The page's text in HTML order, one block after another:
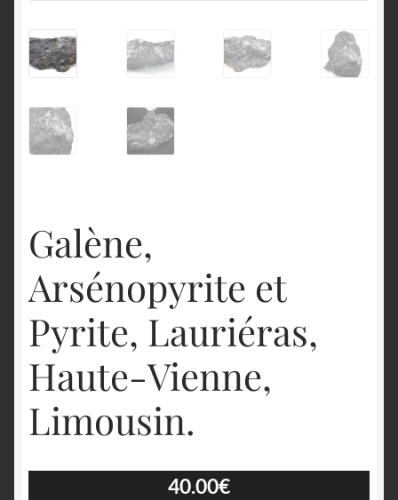
Galène,
Arsénopyrite et
Pyrite, Lauriéras,
Haute-Vienne,
Limousin.
40.00€